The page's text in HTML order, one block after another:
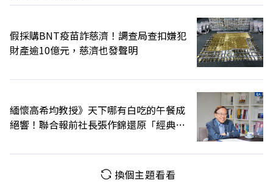
假採購BNT疫苗詐慈濟！調查局查扣嫌犯
財產逾10億元，慈濟也發聲明
緬懷高希均教授》天下哪有白吃的午餐成
絕響！聯合報前社長張作錦還原「經典名
換個主題看看